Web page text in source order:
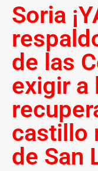
Soria
de las
exigir a
castillo
de San